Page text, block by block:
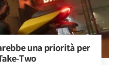
una priorità per
Two